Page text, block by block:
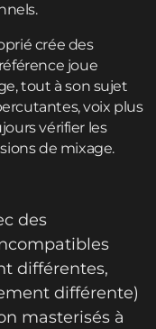
crée des
joue
tout à son sujet
voix plus
vérifier les
de mixage.
des
différentes,
différente)
masterisés à